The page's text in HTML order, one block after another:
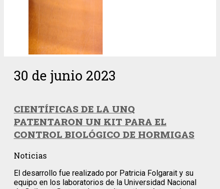
30 de junio 2023
CIENTÍFICAS DE LA UNQ
PATENTARON UN KIT PARA EL
CONTROL BIOLÓGICO DE HORMIGAS
Noticias
El desarrollo fue realizado por Patricia Folgarait y su
equipo en los laboratorios de la Universidad Nacional